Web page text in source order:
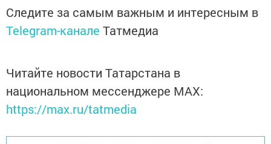
Следите за самым важным и интересным в
Telegram-канале Татмедиа
Читайте новости Татарстана в
национальном мессенджере MАХ:
https://max.ru/tatmedia